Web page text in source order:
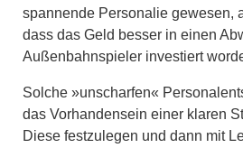
spannende Personalie gewesen,
dass das Geld besser in einen
Außenbahnspieler investiert
Solche »unscharfen«
das Vorhandensein einer klaren
Diese festzulegen und dann mit